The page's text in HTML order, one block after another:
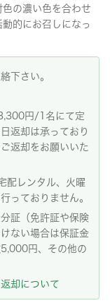
の濃い色を合わせ
的にお召しになっ
下さい。
円/1名にて定
返却は承っており
返却をお願いいた
配レンタル、火曜
っておりません。
証（免許証や保険
ない場合は保証金
円、その他の
却について